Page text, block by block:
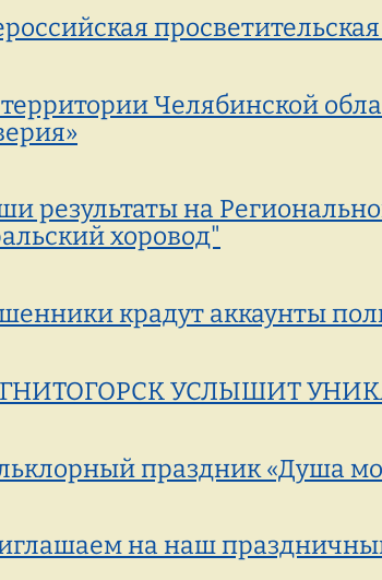
Челябинской
результаты на
хоровод"
крадут аккаунты
УСЛЫШИТ
праздник «Душа
на наш